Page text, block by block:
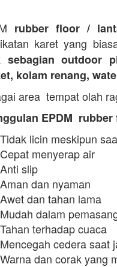
rubber floor /
karet yang
sebagian outdoor
kolam renang,
area tempat olah
EPDM
Tidak licin meskipun
Cepat menyerap air
Anti slip
Aman dan nyaman
Awet dan tahan lama
Mudah dalam
Tahan terhadap cuaca
Mencegah cedera saat
Warna dan corak yang